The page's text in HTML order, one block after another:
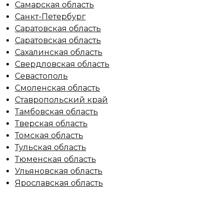
Самарская область
Санкт-Петербург
Саратовская область
Саратовская область
Сахалинская область
Свердловская область
Севастополь
Смоленская область
Ставропольский край
Тамбовская область
Тверская область
Томская область
Тульская область
Тюменская область
Ульяновская область
Ярославская область